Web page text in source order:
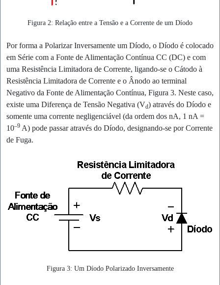
Figura 2: Relação entre a Tensão e a Corrente de um Díodo
Por forma a Polarizar Inversamente um Díodo, o Díodo é colocado
em Série com a Fonte de Alimentação Contínua CC (DC) e com
uma Resistência Limitadora de Corrente, ligando-se o Cátodo à
Resistência Limitadora de Corrente e o Ânodo ao terminal
Negativo da Fonte de Alimentação Contínua, Figura 3. Neste caso,
existe uma Diferença de Tensão Negativa (Vd) através do Díodo e
somente uma corrente negligenciável (da ordem dos nA, 1 nA =
10–9 A) pode passar através do Díodo, designando-se por Corrente
de Fuga.
Figura 3: Um Díodo Polarizado Inversamente